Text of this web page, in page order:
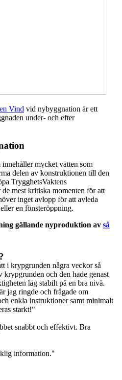
Vind vid nybyggnation är ett
under- och efter
innehåller mycket vatten som
delen av konstruktionen till den
TrygghetsVaktens
de mest kritiska momenten för att
inget avlopp för att avleda
en fönsteröppning.
gällande nyproduktion av så
i krypgrunden några veckor så
och den hade genast
låg stabilt på en bra nivå.
jag ringde och frågade om
enkla instruktioner samt minimalt
starkt!"
snabbt och effektivt. Bra
information."